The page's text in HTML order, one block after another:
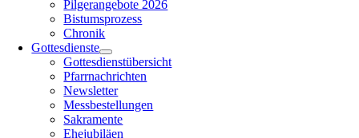
Pilgerangebote 2026
Bistumsprozess
Chronik
Gottesdienste
Gottesdienstübersicht
Pfarrnachrichten
Newsletter
Messbestellungen
Sakramente
Ehejubiläen